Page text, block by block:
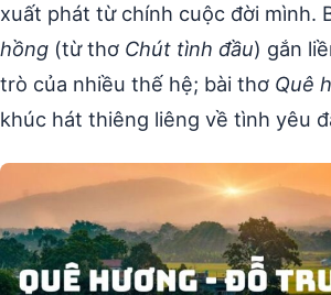
xuất phát từ chính cuộc đời mình.
hồng (từ thơ Chút tình đầu) gắn
trò của nhiều thế hệ; bài thơ Quê
khúc hát thiêng liêng về tình yêu